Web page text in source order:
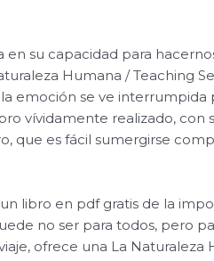
su capacidad para
Humana / Teaching
emoción se ve interrumpida
vívidamente realizado, con
que es fácil sumergirse
libro en pdf gratis de la
no ser para todos, pero
ofrece una La Naturaleza